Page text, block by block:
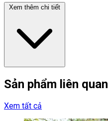
Xem thêm chi tiết
Sản phẩm liên quan
Xem tất cả